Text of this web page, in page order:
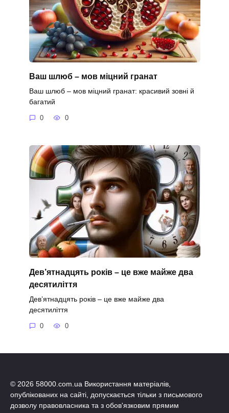
Ваш шлюб – мов міцний гранат
Ваш шлюб – мов міцний гранат: красивий зовні й
багатий
0 0
Дев’ятнадцять років – це вже майже два
десятиліття
Дев’ятнадцять років – це вже майже два
десятиліття
0 0
© 2026 58000.com.ua Використання матеріалів,
опублікованих на сайті, допускається тільки з письмового
дозволу правовласника та з обов'язковим прямим